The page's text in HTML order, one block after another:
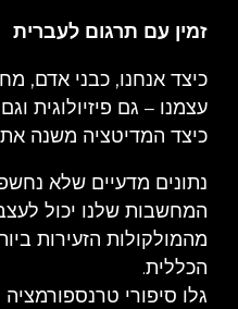
זמין עם תרגום לעברית
כיצד אנחנו, כבני אדם,
עצמנו – גם פיזיולוגית
כיצד המדיטציה משנה
נתונים מדעיים שלא
המחשבות שלנו יכול
מהמולקולות הזעירות
הכללית.
גלו סיפורי